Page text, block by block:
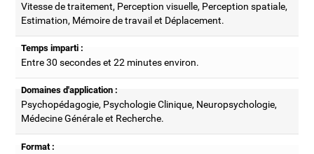
Vitesse de traitement, Perception visuelle, Perception spatiale,
Estimation, Mémoire de travail et Déplacement.
Temps imparti :
Entre 30 secondes et 22 minutes environ.
Domaines d'application :
Psychopédagogie, Psychologie Clinique, Neuropsychologie,
Médecine Générale et Recherche.
Format :